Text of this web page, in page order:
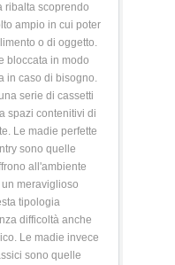
ribalta scoprendo
ampio in cui poter
o di oggetto.
bloccata in modo
in caso di bisogno.
serie di cassetti
spazi contenitivi di
Le madie perfette
sono quelle
all'ambiente
meraviglioso
tipologia
difficoltà anche
Le madie invece
sono quelle